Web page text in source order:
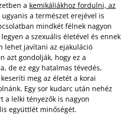
a kemikáliákhoz fordulni, az
ugyanis a természet erejével is
mindkét félnek nagyon
a szexuális életével és ennek
lehet javítani az ejakuláció
azt gondolják, hogy ez a
de ez egy hatalmas tévedés,
meg az életét a korai
Egy sor kudarc után nehéz
a lelki tényezők is nagyon
együttlét minőségét.